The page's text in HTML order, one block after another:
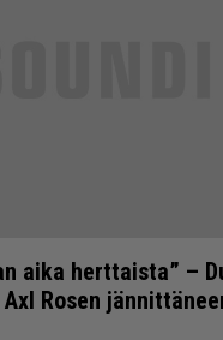
aika herttaista” –
Rosen